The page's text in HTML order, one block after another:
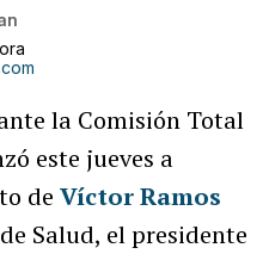
la Comisión Total
este jueves a
de Víctor Ramos
Salud, el presidente